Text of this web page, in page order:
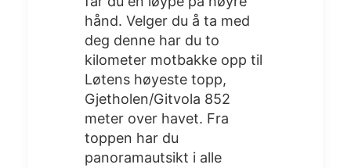
hånd. Velger du å ta med
deg denne har du to
kilometer motbakke opp til
Løtens høyeste topp,
Gjetholen/Gitvola 852
meter over havet. Fra
toppen har du
panoramautsikt i alle